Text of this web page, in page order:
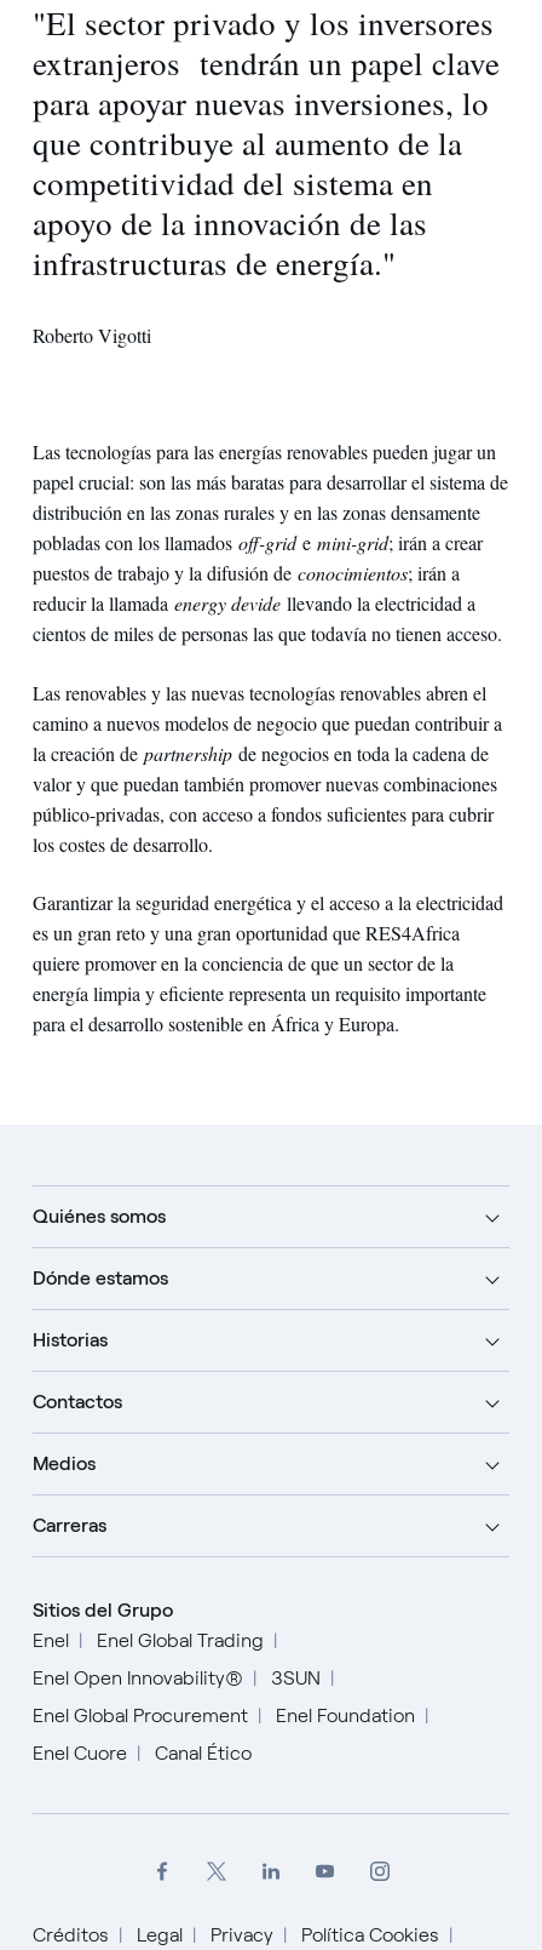
"El sector privado y los inversores
extranjeros tendrán un papel clave
para apoyar nuevas inversiones, lo
que contribuye al aumento de la
competitividad del sistema en
apoyo de la innovaciόn de las
infrastructuras de energía."
Roberto Vigotti
Las tecnologías para las energías renovables pueden jugar un
papel crucial: son las más baratas para desarrollar el sistema de
distribución en las zonas rurales y en las zonas densamente
pobladas con los llamados off-gride mini-grid; irán a crear
puestos de trabajo y la difusión de conocimientos; irán a
reducir la llamada energy devidellevando la electricidad a
cientos de miles de personas las que todavía no tienen acceso.
Las renovables y las nuevas tecnologías renovables abren el
camino a nuevos modelos de negocio que puedan contribuir a
la creación de partnershipde negocios en toda la cadena de
valor y que puedan también promover nuevas combinaciones
público-privadas, con acceso a fondos suficientes para cubrir
los costes de desarrollo.
Garantizar la seguridad energética y el acceso a la electricidad
es un gran reto y una gran oportunidad que RES4Africa
quiere promover en la conciencia de que un sector de la
energía limpia y eficiente representa un requisito importante
para el desarrollo sostenible en África y Europa.
Quiénes somos
Dónde estamos
Historias
Contactos
Medios
Carreras
Sitios del Grupo
Enel
Enel Global Trading
Enel Open Innovability®
3SUN
Enel Global Procurement
Enel Foundation
Enel Cuore
Canal Ético
Créditos Legal Privacy Política Cookies